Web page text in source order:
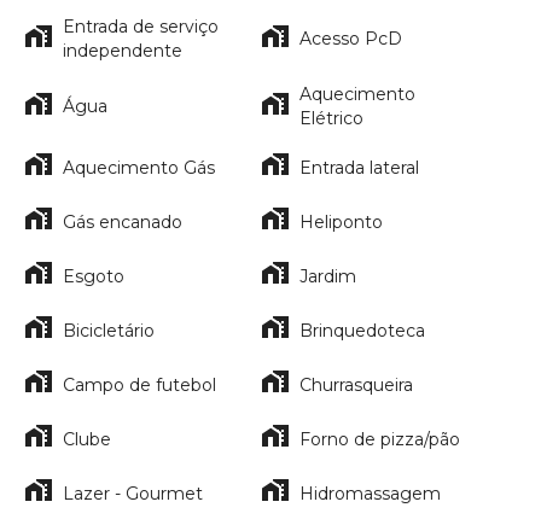
Entrada de serviço
independente
Acesso PcD
Água
Aquecimento
Elétrico
Aquecimento Gás Entrada lateral
Gás encanado Heliponto
Esgoto Jardim
Bicicletário Brinquedoteca
Campo de futebol Churrasqueira
Clube Forno de pizza/pão
Lazer - Gourmet Hidromassagem